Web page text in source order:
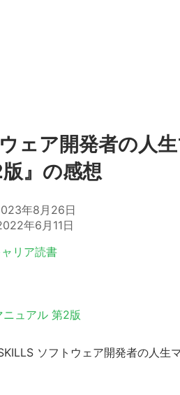
ェア開発者の人
』の感想
年8月26日
年6月11日
リア読書
ュアル 第2版
ソフトウェア開発者の人生